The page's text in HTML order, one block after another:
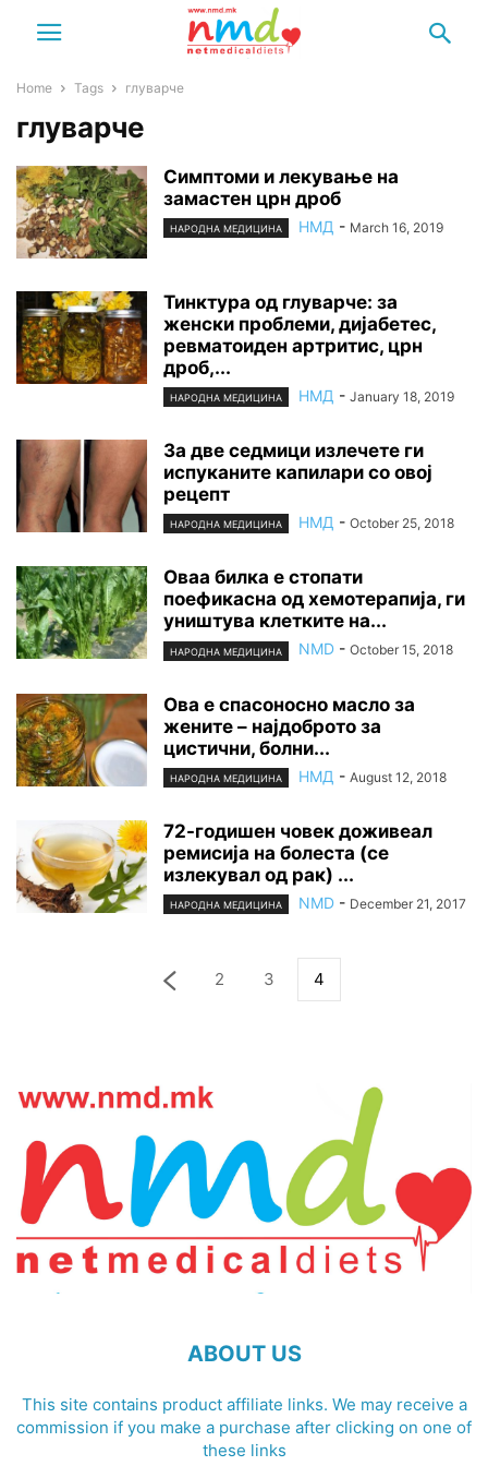
Home Tags глуварче
глуварче
Симптоми и лекување на
замастен црн дроб
НАРОДНА МЕДИЦИНА НМД - March 16, 2019
Тинктура од глуварче: за
женски проблеми, дијабетес,
ревматоиден артритис, црн
дроб,...
НАРОДНА МЕДИЦИНА НМД - January 18, 2019
За две седмици излечете ги
испуканите капилари со овој
рецепт
НАРОДНА МЕДИЦИНА НМД - October 25, 2018
Оваа билка е стопати
поефикасна од хемотерапија, ги
уништува клетките на...
НАРОДНА МЕДИЦИНА NMD - October 15, 2018
Ова е спасоносно масло за
жените – најдоброто за
цистични, болни...
НАРОДНА МЕДИЦИНА НМД - August 12, 2018
72-годишен човек доживеал
ремисија на болеста (се
излекувал од рак) ...
НАРОДНА МЕДИЦИНА NMD - December 21, 2017
2 3 4
ABOUT US
This site contains product affiliate links. We may receive a
commission if you make a purchase after clicking on one of
these links